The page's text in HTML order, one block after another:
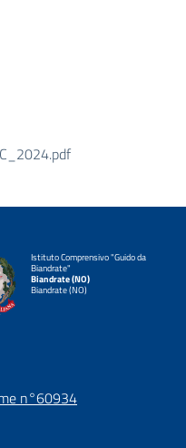
Istituto Comprensivo "Guido da
Biandrate"
Biandrate (NO)
Biandrate (NO)
n°60934